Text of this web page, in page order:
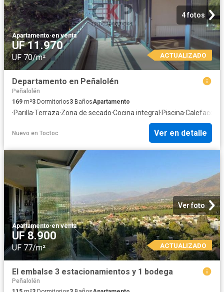
4 fotos
Apartamento·en venta
UF 11.970
UF 70/m² ACTUALIZADO
Departamento en Peñalolén
Peñalolén
169 m²3 Dormitorios3 BañosApartamento
·Parilla·Terraza·Zona de secado·Cocina integral ·Piscina·Calefacción
Nuevo en Toctoc Ver en detalle
Ver foto
Apartamento·en venta
UF 8.900
UF 77/m² ACTUALIZADO
El embalse 3 estacionamientos y 1 bodega
Peñalolén